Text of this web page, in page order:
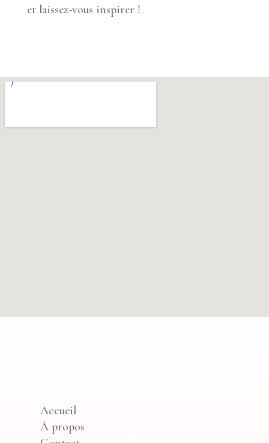
et laissez-vous inspirer !
Accueil
À propos